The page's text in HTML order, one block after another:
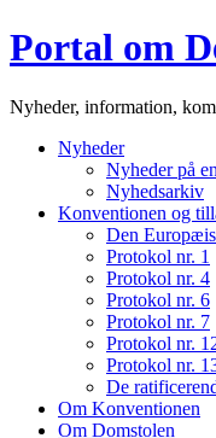
Portal om
Nyheder, information,
Nyheder
Nyheder på
Nyhedsarkiv
Konventionen og
Den
Protokol nr. 1
Protokol nr. 4
Protokol nr. 6
Protokol nr. 7
Protokol nr.
Protokol nr.
De
Om Konventionen
Om Domstolen